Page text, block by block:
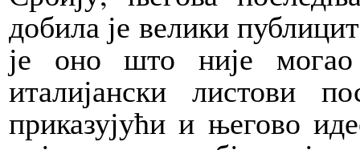
добила је велики
је оно што није
италијански листови
приказујући и његово